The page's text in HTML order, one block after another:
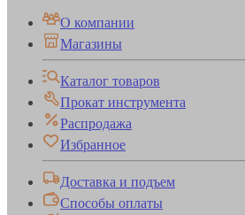
О компании
Магазины
Каталог товаров
Прокат инструмента
Распродажа
Избранное
Доставка и подъем
Способы оплаты